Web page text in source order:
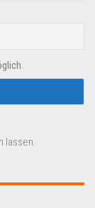
lassen.